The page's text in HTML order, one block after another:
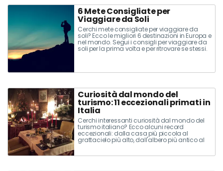
6 Mete Consigliate per
Viaggiare da Soli
Cerchi mete consigliate per viaggiare da
soli? Ecco le migliori 6 destinazioni in Europa e
nel mondo. Segui i consigli per viaggiare da
soli per la prima volta e per ritrovare se stessi.
Scopri il piacere di trascorrere le vacanze da
Curiosità dal mondo del
turismo: 11 eccezionali primati in
Italia
Cerchi interessanti curiosità dal mondo del
turismo italiano? Ecco alcuni record
eccezionali: dalla casa più piccola al
grattacielo più alto, dall'albero più antico al
vicolo più stretto. Scopri 10 curiosi primati in